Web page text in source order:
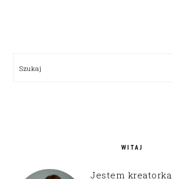
Szukaj
WITAJ
Jestem kreatorką